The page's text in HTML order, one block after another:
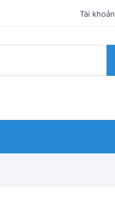
Tài khoản